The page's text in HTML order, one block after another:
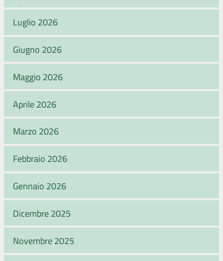
Luglio 2026
Giugno 2026
Maggio 2026
Aprile 2026
Marzo 2026
Febbraio 2026
Gennaio 2026
Dicembre 2025
Novembre 2025